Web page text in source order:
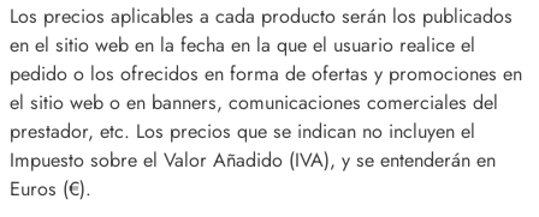
Los precios aplicables a cada producto serán los publicados
en el sitio web en la fecha en la que el usuario realice el
pedido o los ofrecidos en forma de ofertas y promociones en
el sitio web o en banners, comunicaciones comerciales del
prestador, etc. Los precios que se indican no incluyen el
Impuesto sobre el Valor Añadido (IVA), y se entenderán en
Euros (€).